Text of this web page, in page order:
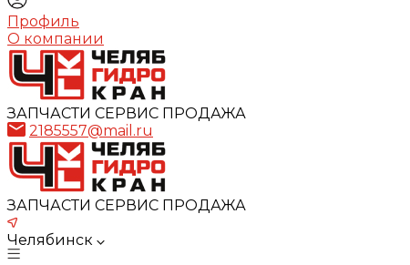
Профиль
О компании
ЗАПЧАСТИ СЕРВИС ПРОДАЖА
2185557@mail.ru
ЗАПЧАСТИ СЕРВИС ПРОДАЖА
Челябинск